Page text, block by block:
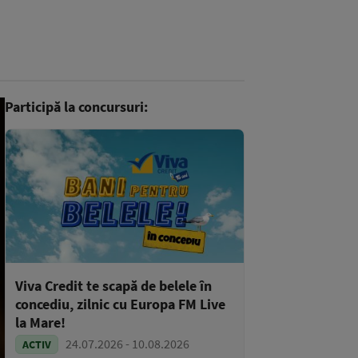
Participă la concursuri:
Viva Credit te scapă de belele în
concediu, zilnic cu Europa FM Live
la Mare!
ACTIV 24.07.2026 - 10.08.2026